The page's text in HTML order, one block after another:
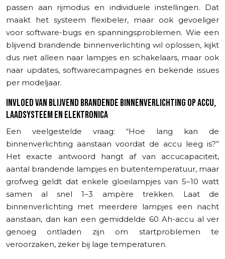
passen aan rijmodus en individuele instellingen. Dat
maakt het systeem flexibeler, maar ook gevoeliger
voor software-bugs en spanningsproblemen. Wie een
blijvend brandende binnenverlichting wil oplossen, kijkt
dus niet alleen naar lampjes en schakelaars, maar ook
naar updates, softwarecampagnes en bekende issues
per modeljaar.
INVLOED VAN BLIJVEND BRANDENDE BINNENVERLICHTING OP ACCU,
LAADSYSTEEM EN ELEKTRONICA
Een veelgestelde vraag: “Hoe lang kan de
binnenverlichting aanstaan voordat de accu leeg is?”
Het exacte antwoord hangt af van accucapaciteit,
aantal brandende lampjes en buitentemperatuur, maar
grofweg geldt dat enkele gloeilampjes van 5–10 watt
samen al snel 1–3 ampère trekken. Laat de
binnenverlichting met meerdere lampjes een nacht
aanstaan, dan kan een gemiddelde 60 Ah-accu al ver
genoeg ontladen zijn om startproblemen te
veroorzaken, zeker bij lage temperaturen.